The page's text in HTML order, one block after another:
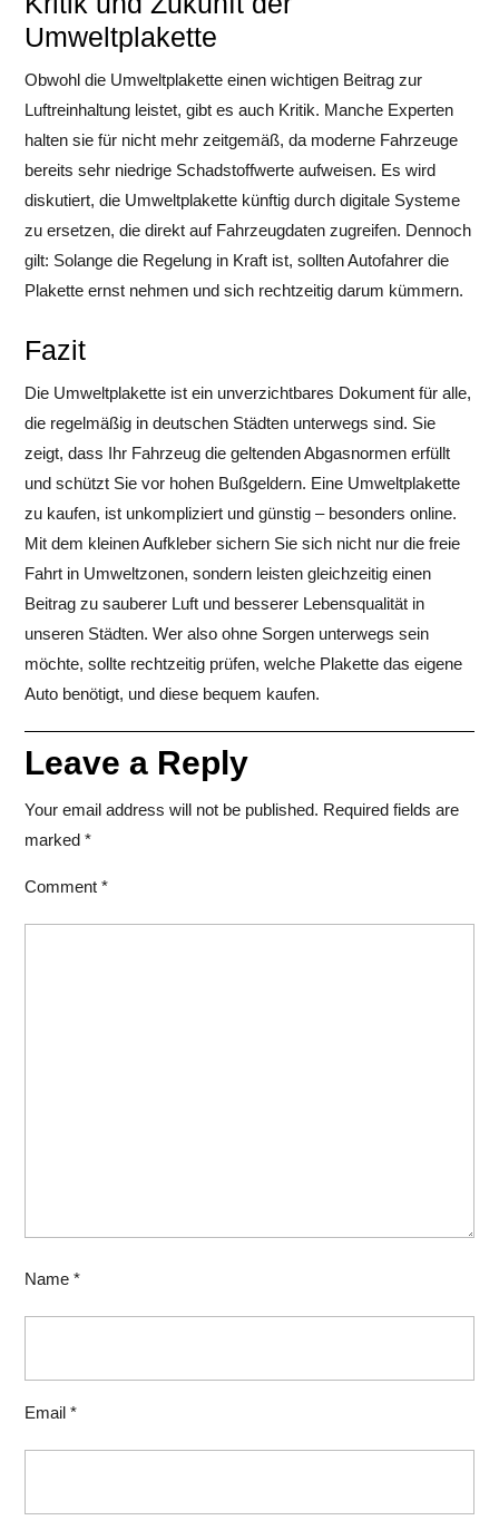
Umweltplakette
Obwohl die Umweltplakette einen wichtigen Beitrag zur
Luftreinhaltung leistet, gibt es auch Kritik. Manche Experten
halten sie für nicht mehr zeitgemäß, da moderne Fahrzeuge
bereits sehr niedrige Schadstoffwerte aufweisen. Es wird
diskutiert, die Umweltplakette künftig durch digitale Systeme
zu ersetzen, die direkt auf Fahrzeugdaten zugreifen. Dennoch
gilt: Solange die Regelung in Kraft ist, sollten Autofahrer die
Plakette ernst nehmen und sich rechtzeitig darum kümmern.
Fazit
Die Umweltplakette ist ein unverzichtbares Dokument für alle,
die regelmäßig in deutschen Städten unterwegs sind. Sie
zeigt, dass Ihr Fahrzeug die geltenden Abgasnormen erfüllt
und schützt Sie vor hohen Bußgeldern. Eine Umweltplakette
zu kaufen, ist unkompliziert und günstig – besonders online.
Mit dem kleinen Aufkleber sichern Sie sich nicht nur die freie
Fahrt in Umweltzonen, sondern leisten gleichzeitig einen
Beitrag zu sauberer Luft und besserer Lebensqualität in
unseren Städten. Wer also ohne Sorgen unterwegs sein
möchte, sollte rechtzeitig prüfen, welche Plakette das eigene
Auto benötigt, und diese bequem kaufen.
Leave a Reply
Your email address will not be published. Required fields are
marked *
Comment *
Name *
Email *